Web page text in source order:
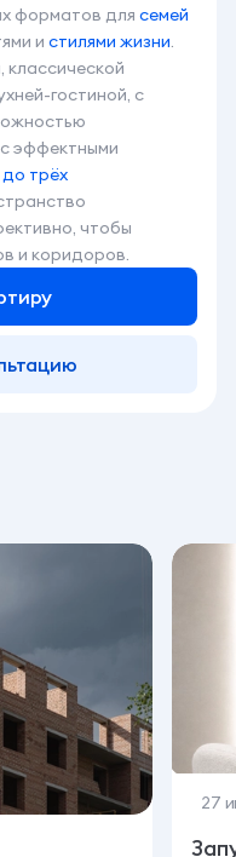
форматов для семей
и стилями жизни.
гостиной, с
эффектными
трёх
чтобы
и коридоров.
27